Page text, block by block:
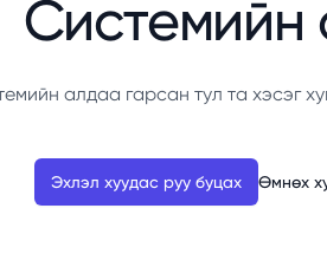
Системийн
алдаа гарсан тул та хэсэг
Эхлэл хуудас руу буцах Өмнөх